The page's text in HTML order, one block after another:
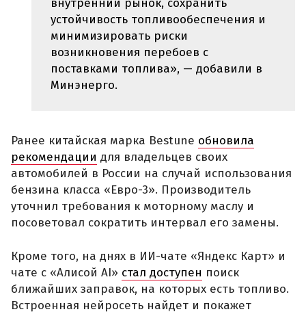
внутренний рынок, сохранить
устойчивость топливообеспечения и
минимизировать риски
возникновения перебоев с
поставками топлива», — добавили в
Минэнерго.
Ранее китайская марка Bestune обновила
рекомендации для владельцев своих
автомобилей в России на случай использования
бензина класса «Евро-3». Производитель
уточнил требования к моторному маслу и
посоветовал сократить интервал его замены.
Кроме того, на днях в ИИ-чате «Яндекс Карт» и
чате с «Алисой AI» стал доступен поиск
ближайших заправок, на которых есть топливо.
Встроенная нейросеть найдет и покажет